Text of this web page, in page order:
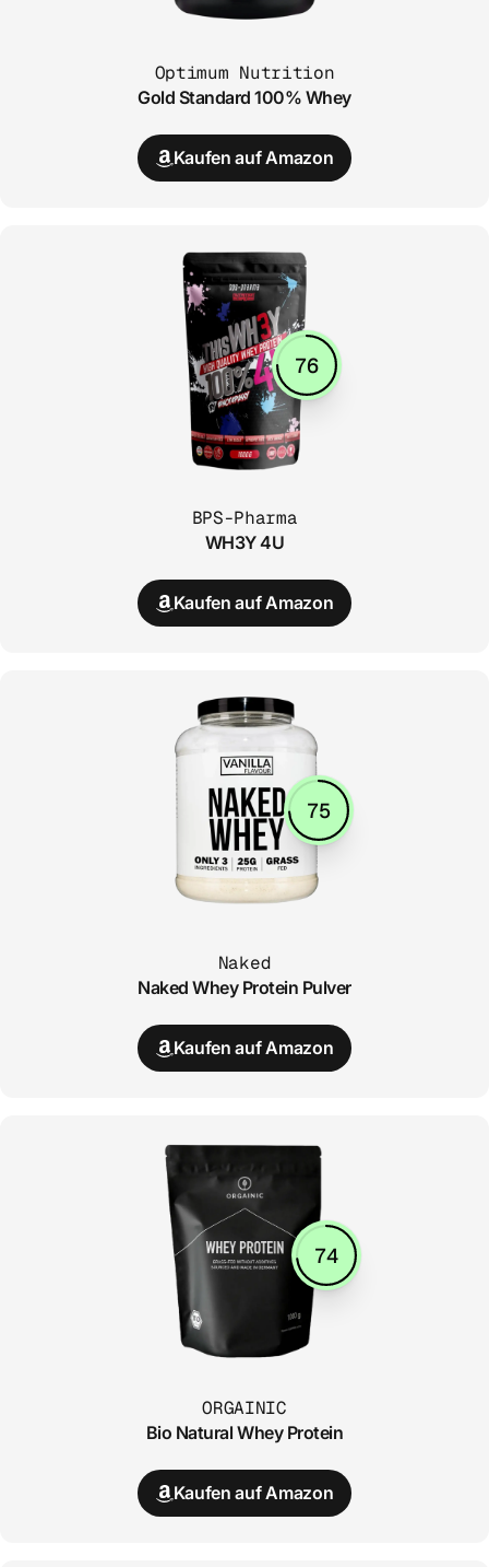
Optimum Nutrition
Gold Standard 100% Whey
Kaufen auf Amazon
76
BPS-Pharma
WH3Y 4U
Kaufen auf Amazon
75
Naked
Naked Whey Protein Pulver
Kaufen auf Amazon
74
ORGAINIC
Bio Natural Whey Protein
Kaufen auf Amazon